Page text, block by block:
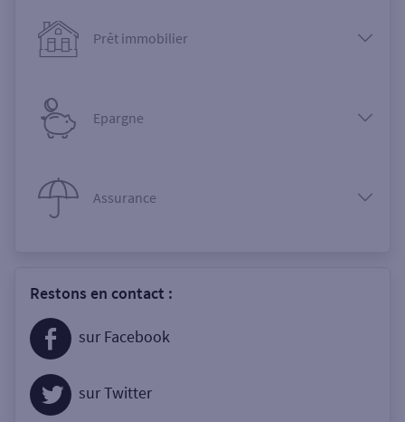
Prêt immobilier
Epargne
Assurance
Restons en contact :
sur Facebook
sur Twitter